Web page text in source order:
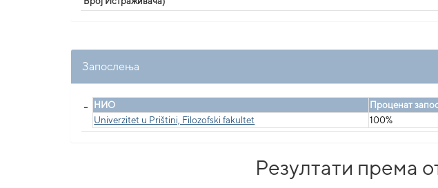
Запослења
НИО
Проценат
Univerzitet u Prištini, Filozofski fakultet
100%
Резултати према